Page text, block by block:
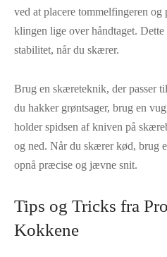
ved at placere tommelfingeren og
klingen lige over håndtaget.
stabilitet, når du skærer.
Brug en skæreteknik, der passer
du hakker grøntsager, brug en
holder spidsen af kniven på
og ned. Når du skærer kød, brug
opnå præcise og jævne snit.
Tips og Tricks fra
Kokkene